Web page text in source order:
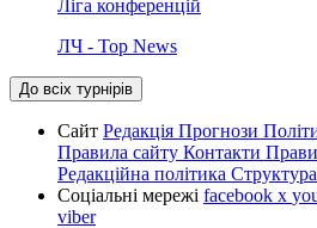
Ліга конференцій
ЛЧ - Top News
До всіх турнірів
Сайт Редакція Прогнози
Правила сайту Контакти
Редакційна політика
Соціальні мережі facebook x
viber